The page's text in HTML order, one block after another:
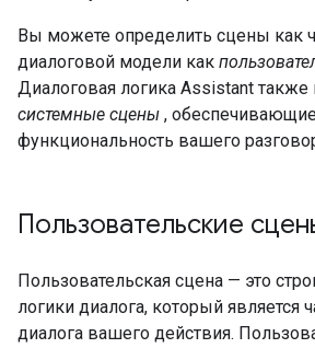
Вы можете определить сцены как
диалоговой модели как
Диалоговая логика Assistant
системные сцены ,
функциональность вашего
Пользовательские
Пользовательская сцена — это
логики диалога, который является
диалога вашего действия.